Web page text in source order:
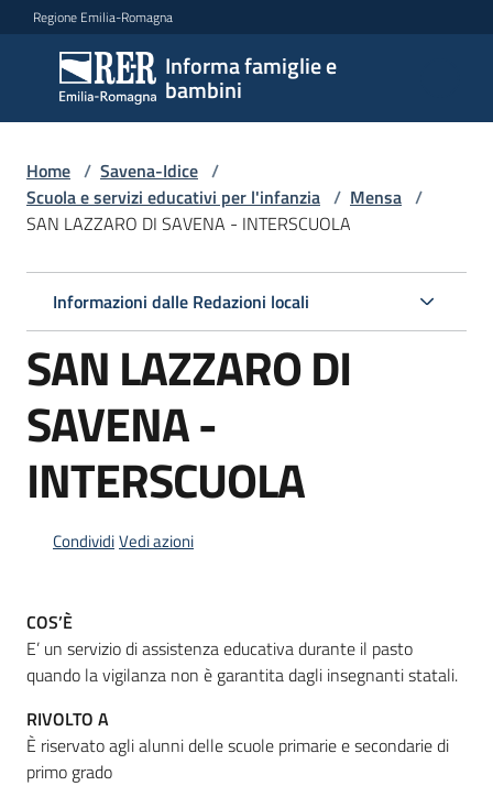
Vai al contenuto
Vai alla navigazione
Vai al footer
Regione Emilia-Romagna
Informa famiglie e
bambini
Informa
famiglie
e
bambini
Centri
per
famiglie
Newsletter
Home / Savena-Idice /
Scuola e servizi educativi per l'infanzia / Mensa /
SAN LAZZARO DI SAVENA - INTERSCUOLA
Informazioni dalle Redazioni locali
SAN LAZZARO DI
SAVENA -
INTERSCUOLA
CondividiVedi azioni
COS’È
E’ un servizio di assistenza educativa durante il pasto
quando la vigilanza non è garantita dagli insegnanti statali.
RIVOLTO A
È riservato agli alunni delle scuole primarie e secondarie di
primo grado